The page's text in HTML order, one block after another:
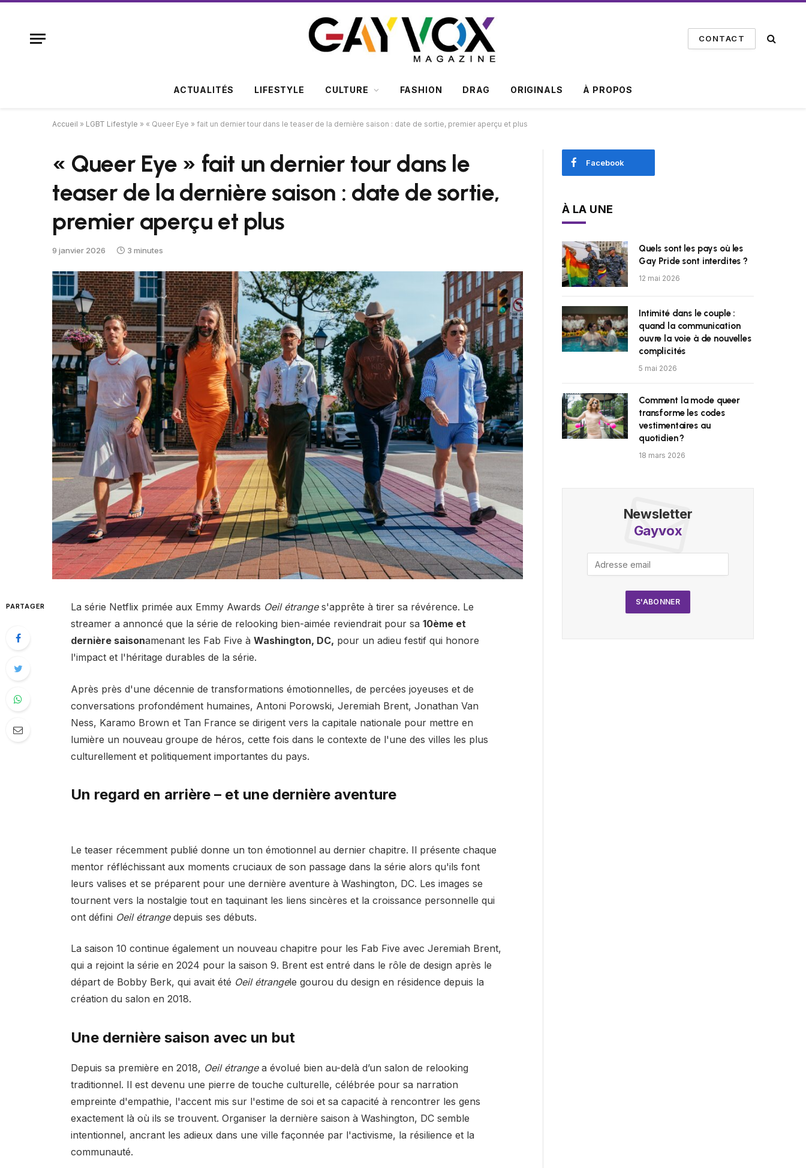
CONTACT
ACTUALITÉS LIFESTYLE CULTURE FASHION DRAG ORIGINALS À PROPOS
Accueil » LGBT Lifestyle » « Queer Eye » fait un dernier tour dans le teaser de la dernière saison : date de sortie, premier aperçu et plus
« Queer Eye » fait un dernier tour dans le
teaser de la dernière saison : date de sortie,
premier aperçu et plus
9 janvier 2026 3 minutes
PARTAGER La série Netflix primée aux Emmy Awards Oeil étranges'apprête à tirer sa révérence. Le
streamer a annoncé que la série de relooking bien-aimée reviendrait pour sa 10ème et
dernière saisonamenant les Fab Five à Washington, DC, pour un adieu festif qui honore
l'impact et l'héritage durables de la série.
Après près d'une décennie de transformations émotionnelles, de percées joyeuses et de
conversations profondément humaines, Antoni Porowski, Jeremiah Brent, Jonathan Van
Ness, Karamo Brown et Tan France se dirigent vers la capitale nationale pour mettre en
lumière un nouveau groupe de héros, cette fois dans le contexte de l'une des villes les plus
culturellement et politiquement importantes du pays.
Un regard en arrière – et une dernière aventure
Le teaser récemment publié donne un ton émotionnel au dernier chapitre. Il présente chaque
mentor réfléchissant aux moments cruciaux de son passage dans la série alors qu'ils font
leurs valises et se préparent pour une dernière aventure à Washington, DC. Les images se
tournent vers la nostalgie tout en taquinant les liens sincères et la croissance personnelle qui
ont défini Oeil étrangedepuis ses débuts.
La saison 10 continue également un nouveau chapitre pour les Fab Five avec Jeremiah Brent,
qui a rejoint la série en 2024 pour la saison 9. Brent est entré dans le rôle de design après le
départ de Bobby Berk, qui avait été Oeil étrangele gourou du design en résidence depuis la
création du salon en 2018.
Une dernière saison avec un but
Depuis sa première en 2018, Oeil étrangea évolué bien au-delà d’un salon de relooking
traditionnel. Il est devenu une pierre de touche culturelle, célébrée pour sa narration
empreinte d'empathie, l'accent mis sur l'estime de soi et sa capacité à rencontrer les gens
exactement là où ils se trouvent. Organiser la dernière saison à Washington, DC semble
intentionnel, ancrant les adieux dans une ville façonnée par l'activisme, la résilience et la
communauté.
Facebook
À LA UNE
Quels sont les pays où les
Gay Pride sont interdites ?
12 mai 2026
Intimité dans le couple :
quand la communication
ouvre la voie à de nouvelles
complicités
5 mai 2026
Comment la mode queer
transforme les codes
vestimentaires au
quotidien ?
18 mars 2026
Newsletter
Gayvox